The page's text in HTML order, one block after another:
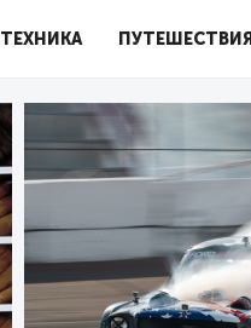
ТЕХНИКА ПУТЕШЕСТВИЯ